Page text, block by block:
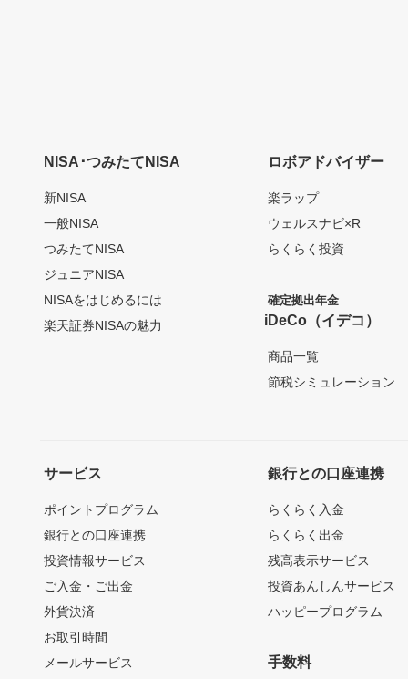
NISA･つみたてNISA
新NISA
一般NISA
つみたてNISA
ジュニアNISA
NISAをはじめるには
楽天証券NISAの魅力
ロボアドバイザー
楽ラップ
ウェルスナビ×R
らくらく投資
確定拠出年金
iDeCo（イデコ）
商品一覧
節税シミュレーション
サービス
ポイントプログラム
銀行との口座連携
投資情報サービス
ご入金・ご出金
外貨決済
お取引時間
メールサービス
銀行との口座連携
らくらく入金
らくらく出金
残高表示サービス
投資あんしんサービス
ハッピープログラム
手数料